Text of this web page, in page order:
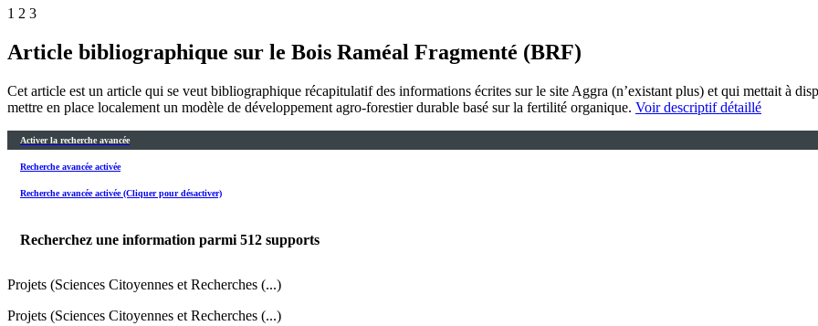
1 2 3
Article bibliographique sur le Bois Raméal Fragmenté (BRF)
Cet article est un article qui se veut bibliographique récapitulatif des informations écrites sur le site Aggra (n’existant plus) et qui mettait à
mettre en place localement un modèle de développement agro-forestier durable basé sur la fertilité organique. Voir descriptif détaillé
Activer la recherche avancée
Recherche avancée activée
Recherche avancée activée (Cliquer pour désactiver)
Recherchez une information parmi 512 supports
Projets (Sciences Citoyennes et Recherches (...)
Projets (Sciences Citoyennes et Recherches (...)